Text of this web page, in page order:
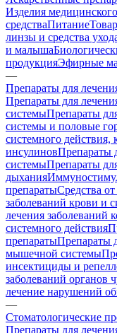
Изделия
средстваПитание
линзы и средства
и малыша
продукцияЭфирные
—
Препараты для
Препараты для
системыПрепараты
системы и половые
системного
инсулиновПрепараты
системыПрепараты
дыхания
препаратыСредства
заболеваний крови и
лечения заболеваний
системного действия
препаратыПрепараты
мышечной системы
инсектициды и
заболеваний органов
лечение нарушений
—
Стоматологические
Препараты для